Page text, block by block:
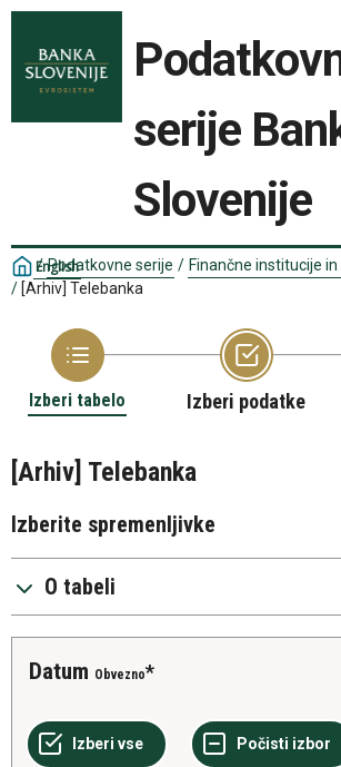
serije
Slovenije
English
/ Podatkovne serije / Finančne institucije in
/ [Arhiv] Telebanka
Izberi tabelo Izberi podatke
[Arhiv] Telebanka
Izberite spremenljivke
O tabeli
Datum Obvezno